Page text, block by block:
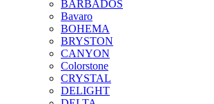
BARBADOS
Bavaro
BOHEMA
BRYSTON
CANYON
Colorstone
CRYSTAL
DELIGHT